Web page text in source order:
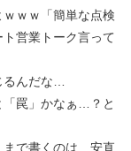
ｗｗ「簡単な点検
営業トーク言って
るんだな…
「罠」かなぁ…？と
まで書くのは…安直